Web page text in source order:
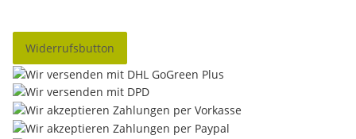
Widerrufsbutton